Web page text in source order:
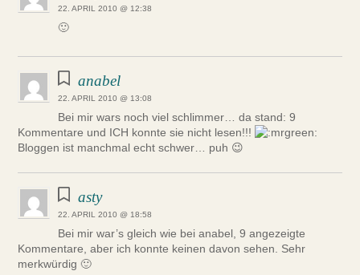
22. APRIL 2010 @ 12:38
🙂
anabel
22. APRIL 2010 @ 13:08
Bei mir wars noch viel schlimmer… da stand: 9
Kommentare und ICH konnte sie nicht lesen!!!
Bloggen ist manchmal echt schwer… puh 😉
asty
22. APRIL 2010 @ 18:58
Bei mir war’s gleich wie bei anabel, 9 angezeigte
Kommentare, aber ich konnte keinen davon sehen. Sehr
merkwürdig 🙂